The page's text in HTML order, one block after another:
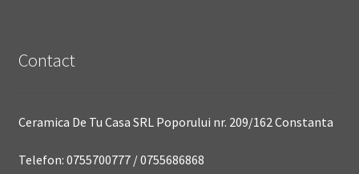
Contact
Ceramica De Tu Casa SRL Poporului nr. 209/162 Constanta
Telefon: 0755700777 / 0755686868